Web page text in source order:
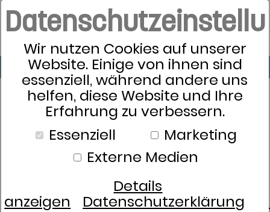
Wir nutzen Cookies auf unserer
Website. Einige von ihnen sind
essenziell, während andere uns
helfen, diese Website und Ihre
Erfahrung zu verbessern.
Essenziell
Marketing
Externe Medien
Details
anzeigen Datenschutzerklärung